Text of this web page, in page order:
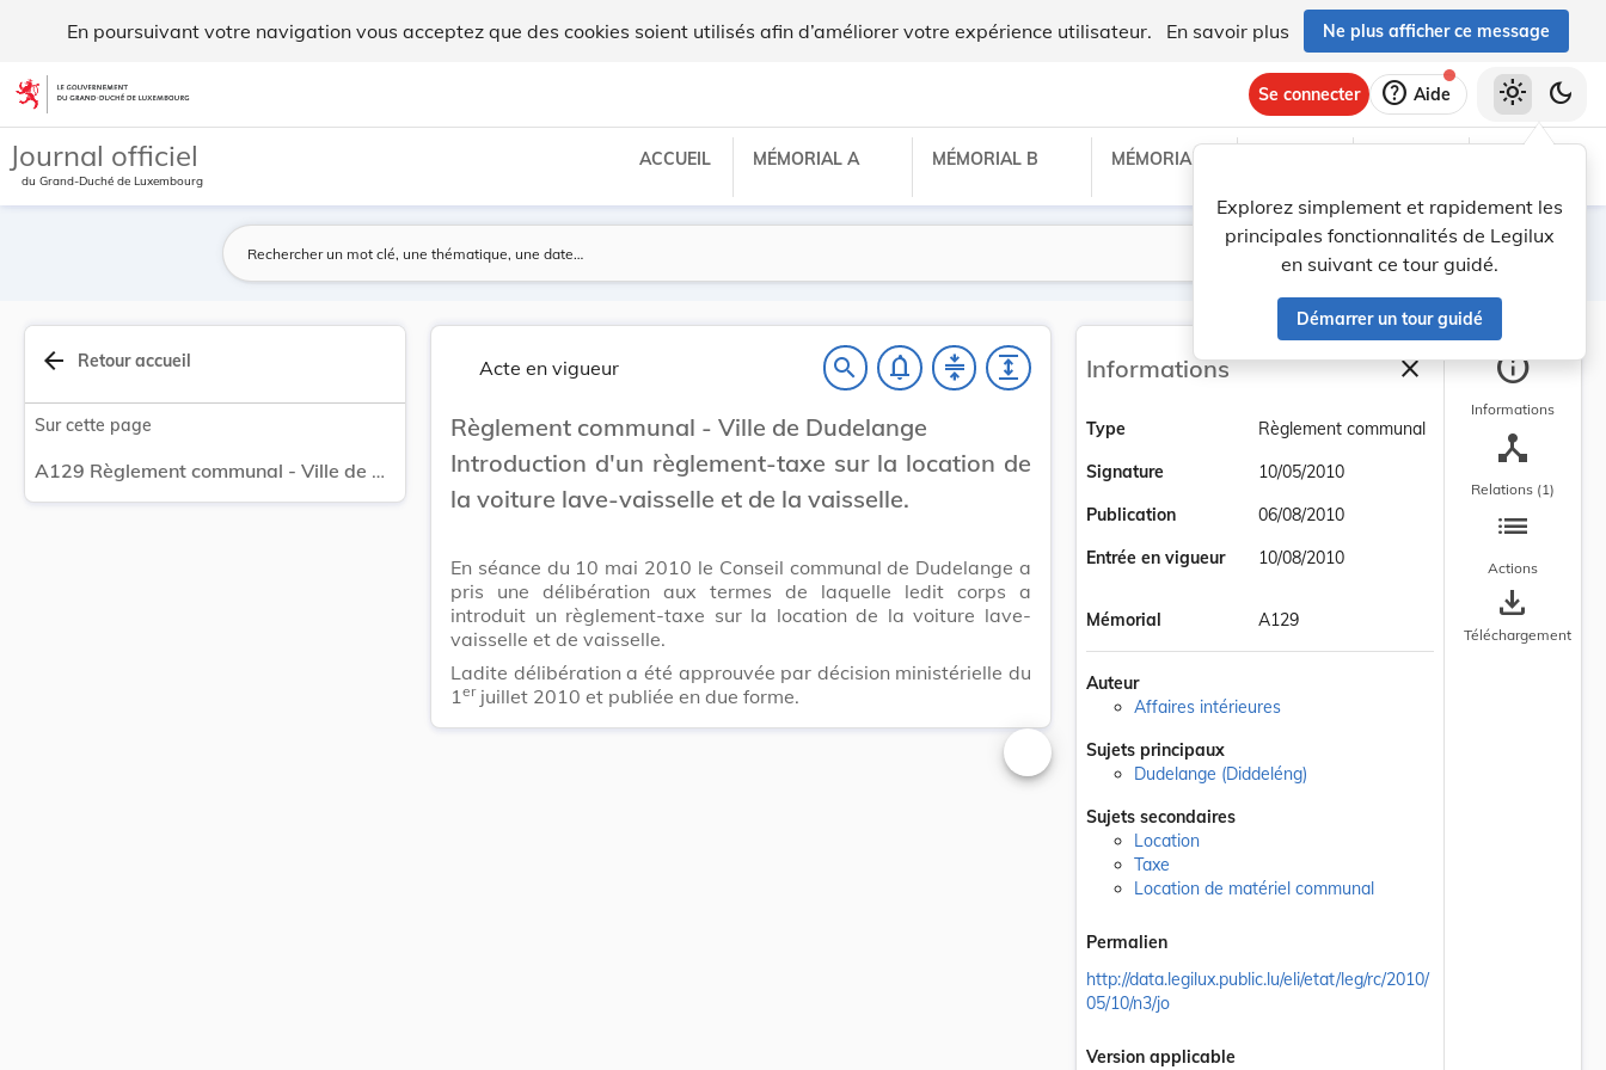
En poursuivant votre navigation vous acceptez que des cookies soient utilisés afin d’améliorer votre expérience utilisateur. En savoir plus Ne plus afficher ce message
Aller au contenu
Se connecter help Aide
Explorez simplement et rapidement les
principales fonctionnalités de Legilux
en suivant ce tour guidé.
Démarrer un tour guidé
light_mode dark_mode
Journal officiel
du Grand-Duché de Luxembourg
ACCUEIL MÉMORIAL A MÉMORIAL B MÉMORIAL C
Lancer la recherche
Filtres
arrow_back Retour accueil
Sur cette page
A129 Règlement communal - Ville de Dudelange Introduction d'un règlement-taxe sur la location de la voiture lave-vaisselle et de la vaisselle.
Acte en vigueur search notifications_none compress expand
Règlement communal - Ville de Dudelange
Introduction d'un règlement-taxe sur la location de
la voiture lave-vaisselle et de la vaisselle.
En séance du 10 mai 2010 le Conseil communal de Dudelange a
pris une délibération aux termes de laquelle ledit corps a
introduit un règlement-taxe sur la location de la voiture lave-
vaisselle et de vaisselle.
Ladite délibération a été approuvée par décision ministérielle du
1 erjuillet 2010 et publiée en due forme.
Changer la taille du texte
Informations closeFermer la barre
Type
Règlement communal
Signature
10/05/2010
Publication
06/08/2010
Entrée en vigueur
10/08/2010
Mémorial A129
Auteur
Affaires intérieures
Sujets principaux
Dudelange (Diddeléng)
Sujets secondaires
Location
Taxe
Location de matériel communal
Permalien
http://data.legilux.public.lu/eli/etat/leg/rc/2010/
05/10/n3/jo
Version applicable
info
Informations
device_hub
Relations (1)
list
Actions
save_alt
Téléchargement